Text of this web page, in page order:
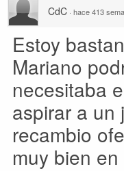
CdC · hace 413
Estoy
Mariano
necesitaba
aspirar a un
recambio
muy bien